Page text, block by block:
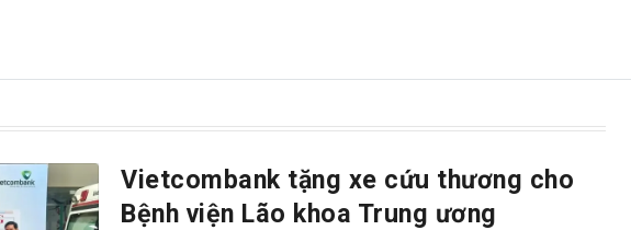
Vietcombank tặng xe cứu thương cho
Bệnh viện Lão khoa Trung ương